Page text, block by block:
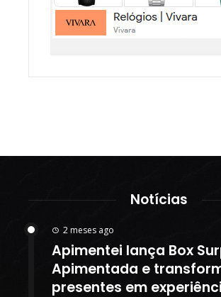
Notícias
2 meses ago
Apimentei lança Box
Apimentada e
presentes em